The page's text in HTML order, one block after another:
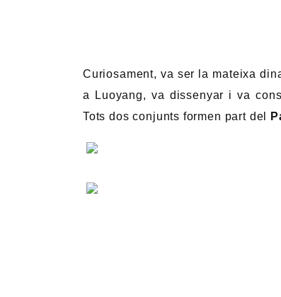
Curiosament, va ser la mateixa
a Luoyang, va dissenyar i va
Tots dos conjunts formen part del